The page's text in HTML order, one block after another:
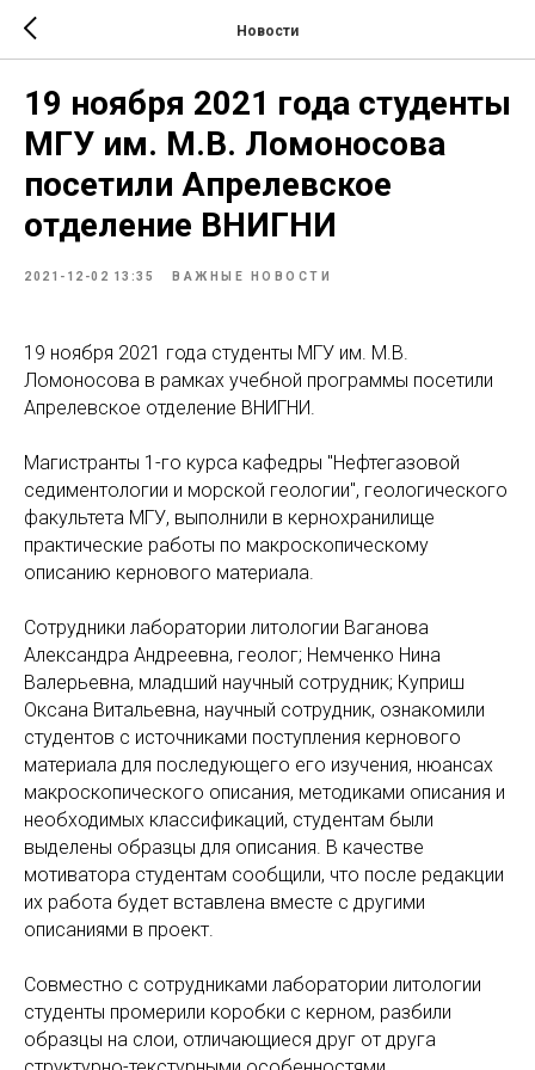
Новости
19 ноября 2021 года студенты
МГУ им. М.В. Ломоносова
посетили Апрелевское
отделение ВНИГНИ
2021-12-02 13:35 ВАЖНЫЕ НОВОСТИ
19 ноября 2021 года студенты МГУ им. М.В.
Ломоносова в рамках учебной программы посетили
Апрелевское отделение ВНИГНИ.
Магистранты 1-го курса кафедры "Нефтегазовой
седиментологии и морской геологии", геологического
факультета МГУ, выполнили в кернохранилище
практические работы по макроскопическому
описанию кернового материала.
Сотрудники лаборатории литологии Ваганова
Александра Андреевна, геолог; Немченко Нина
Валерьевна, младший научный сотрудник; Куприш
Оксана Витальевна, научный сотрудник, ознакомили
студентов с источниками поступления кернового
материала для последующего его изучения, нюансах
макроскопического описания, методиками описания и
необходимых классификаций, студентам были
выделены образцы для описания. В качестве
мотиватора студентам сообщили, что после редакции
их работа будет вставлена вместе с другими
описаниями в проект.
Совместно с сотрудниками лаборатории литологии
студенты промерили коробки с керном, разбили
образцы на слои, отличающиеся друг от друга